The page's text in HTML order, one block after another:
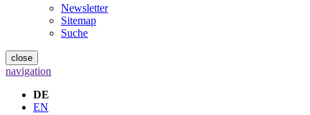
Newsletter
Sitemap
Suche
close
navigation
DE
EN